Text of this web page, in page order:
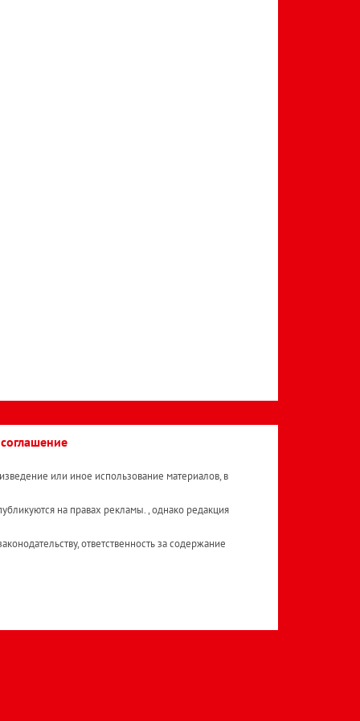
или иное использование материалов, в
на правах рекламы. , однако редакция
ответственность за содержание